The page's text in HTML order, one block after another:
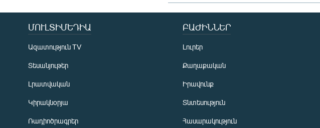
ՄՈՒԼՏԻՄԵԴԻԱ
Ազատություն TV
Տեսանյութեր
Լրատվական
Կիրակնօրյա
Ռադիոծրագրեր
ԲԱԺԻՆՆԵՐ
Լուրեր
Քաղաքական
Իրավունք
Տնտեսություն
Հասարակություն